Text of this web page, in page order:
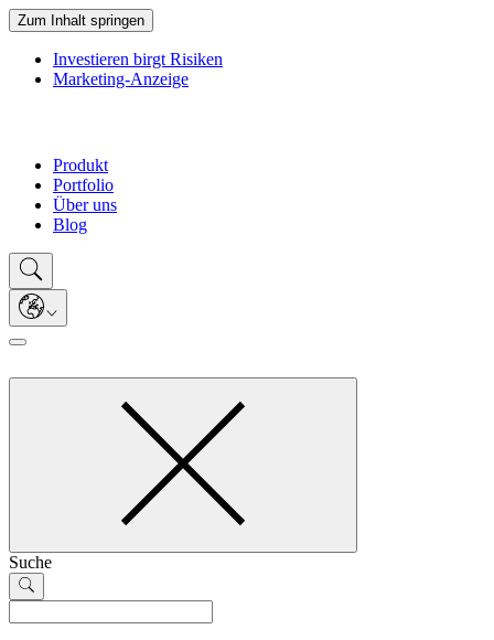
Zum Inhalt springen
Investieren birgt Risiken
Marketing-Anzeige
Produkt
Portfolio
Über uns
Blog
Suche